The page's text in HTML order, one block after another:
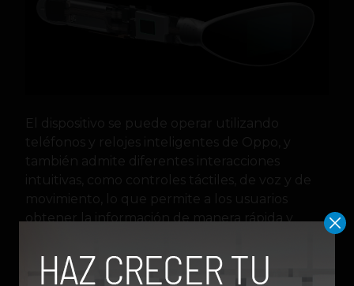
El dispositivo se puede operar utilizando
teléfonos y relojes inteligentes de Oppo, y
también admite diferentes interacciones
intuitivas, como controles táctiles, de voz y de
movimiento, lo que permite a los usuarios
obtener la información de manera rápida y
del dispositivo.